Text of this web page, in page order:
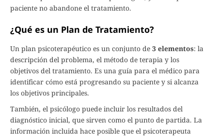
paciente no abandone el tratamiento.
¿Qué es un Plan de Tratamiento?
Un plan psicoterapéutico es un conjunto de 3 elementos: la
descripción del problema, el método de terapia y los
objetivos del tratamiento. Es una guía para el médico para
identificar cómo está progresando su paciente y si alcanza
los objetivos principales.
También, el psicólogo puede incluir los resultados del
diagnóstico inicial, que sirven como el punto de partida. La
información incluida hace posible que el psicoterapeuta